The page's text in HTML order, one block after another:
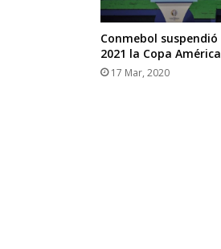
Conmebol
2021 la Copa América
17 Mar, 2020